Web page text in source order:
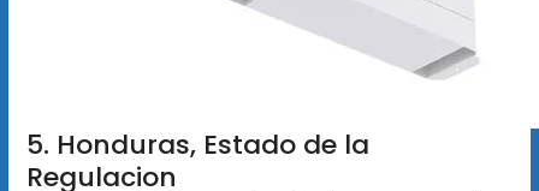
5. Honduras, Estado de la
Regulacion